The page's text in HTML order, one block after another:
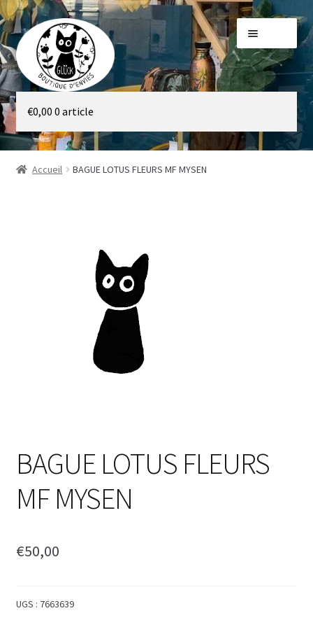
Aller
à
la
navigation
Aller
au
contenu
Galerie
Boutique
€0,00 0 article
Accueil BAGUE LOTUS FLEURS MF MYSEN
BAGUE LOTUS FLEURS
MF MYSEN
€50,00
UGS : 7663639